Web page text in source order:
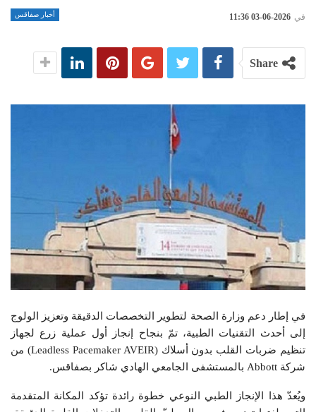
أخبار صفاقس في 2026-06-03 11:36
Share
في إطار دعم وزارة الصحة لتطوير التخصصات الدقيقة وتعزيز الولوج
إلى أحدث التقنيات الطبية، تمّ بنجاح إنجاز أول عملية زرع لجهاز
تنظيم ضربات القلب بدون أسلاك (Leadless Pacemaker AVEIR) من
شركة Abbott بالمستشفى الجامعي الهادي شاكر بصفاقس.
ويُعدّ هذا الإنجاز الطبي النوعي خطوة رائدة تؤكد المكانة المتقدمة